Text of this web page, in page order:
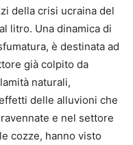
della crisi ucraina del
litro. Una dinamica di
è destinata ad
già colpito da
naturali,
delle alluvioni che
e nel settore
cozze, hanno visto